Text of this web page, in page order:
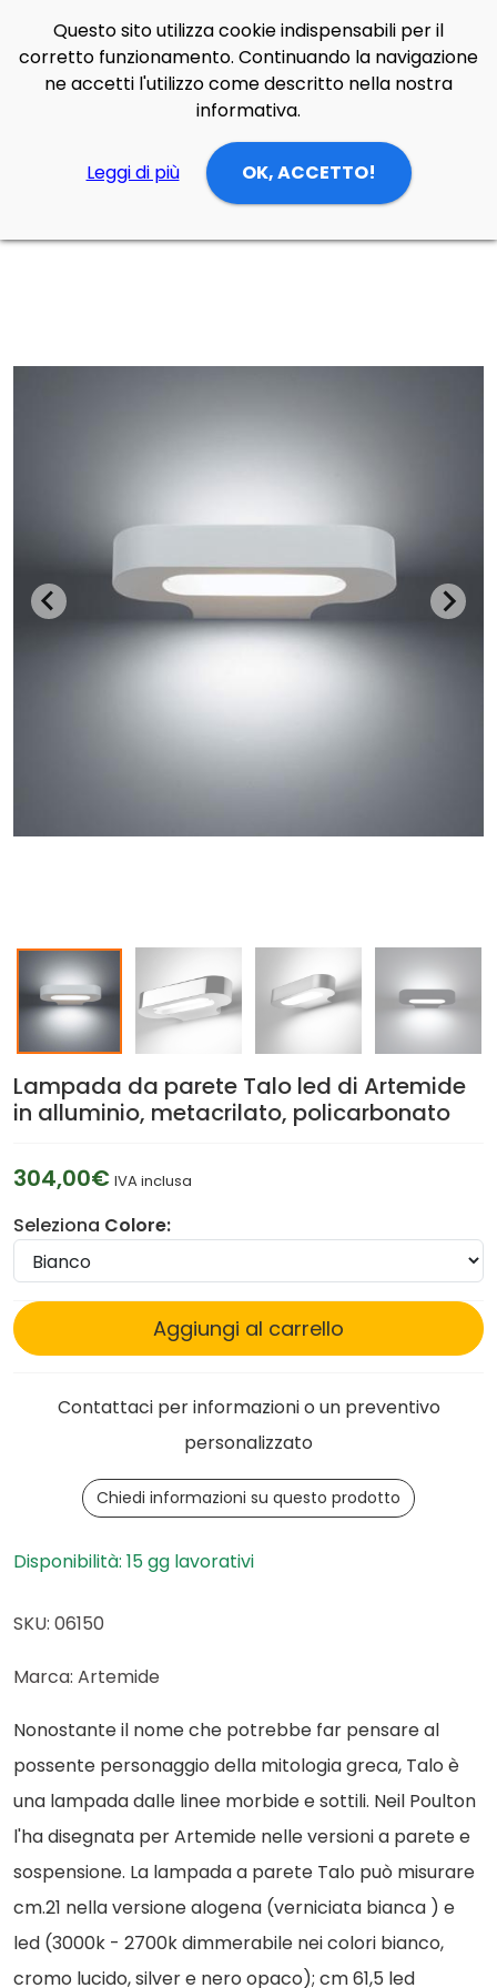
Side Navigation CercaContatti
Login
Prodotti Lampade Parete
zona notte
Lampada da parete Talo led di Artemide in alluminio, metacrilato, policarbonato
Lampada da parete Talo led di Artemide
in alluminio, metacrilato, policarbonato
304,00€ IVA inclusa
Seleziona Colore:
Aggiungi al carrello
Contattaci per informazioni o un preventivo
personalizzato
Chiedi informazioni su questo prodotto
Disponibilità: 15 gg lavorativi
SKU: 06150
Marca: Artemide
Nonostante il nome che potrebbe far pensare al
possente personaggio della mitologia greca, Talo è
una lampada dalle linee morbide e sottili. Neil Poulton
l'ha disegnata per Artemide nelle versioni a parete e
sospensione. La lampada a parete Talo può misurare
cm.21 nella versione alogena (verniciata bianca ) e
led (3000k - 2700k dimmerabile nei colori bianco,
cromo lucido, silver e nero opaco); cm 61,5 led
Questo sito utilizza cookie indispensabili per il
corretto funzionamento. Continuando la navigazione
ne accetti l'utilizzo come descritto nella nostra
informativa.
Leggi di più OK, ACCETTO!